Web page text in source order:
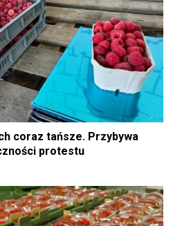
coraz tańsze. Przybywa
protestu